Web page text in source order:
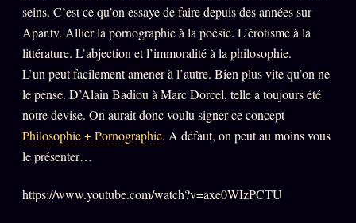
Oracle Éclair
Oracle Couples
Oracle Famille
Oracle Parfum
Oracle Anniversaire
Oracle Carte du Jour
seins. C’est ce qu’on essaye de faire depuis des années sur
Apar.tv. Allier la pornographie à la poésie. L’érotisme à la
littérature. L’abjection et l’immoralité à la philosophie.
L’un peut facilement amener à l’autre. Bien plus vite qu’on ne
le pense. D’Alain Badiou à Marc Dorcel, telle a toujours été
notre devise. On aurait donc voulu signer ce concept
Philosophie + Pornographie. A défaut, on peut au moins vous
le présenter…
https://www.youtube.com/watch?v=axe0WIzPCTU